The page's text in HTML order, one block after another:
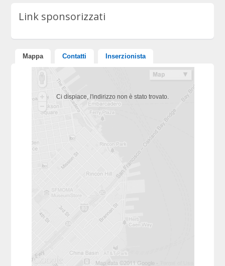
Link sponsorizzati
Mappa Contatti Inserzionista
Ci dispiace, l'indirizzo non è stato trovato.